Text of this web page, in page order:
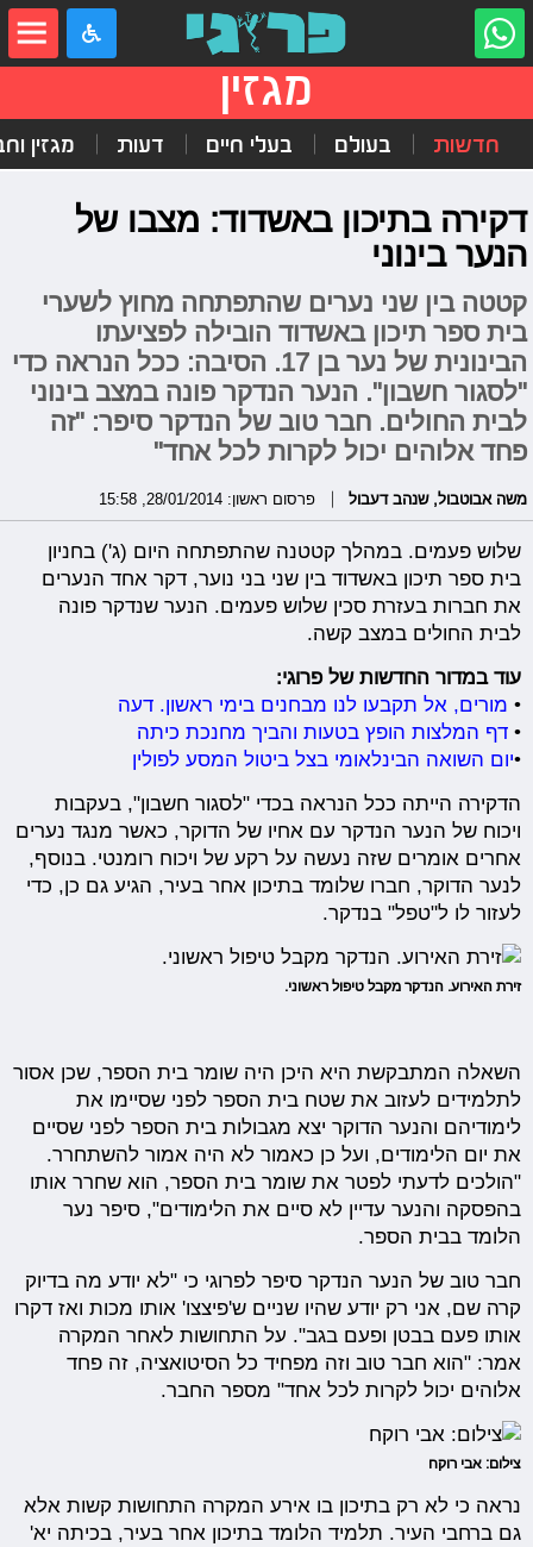
מגזין
חדשות בעולם בעלי חיים דעות מגזין
דקירה בתיכון באשדוד: מצבו של
הנער בינוני
קטטה בין שני נערים שהתפתחה מחוץ לשערי
בית ספר תיכון באשדוד הובילה לפציעתו
הבינונית של נער בן 17. הסיבה: ככל הנראה כדי
"לסגור חשבון". הנער הנדקר פונה במצב בינוני
לבית החולים. חבר טוב של הנדקר סיפר: "זה
פחד אלוהים יכול לקרות לכל אחד"
משה אבוטבול,שנהב דעבול פרסום ראשון: 28/01/2014, 15:58
שלוש פעמים. במהלך קטטנה שהתפתחה היום (ג') בחניון
בית ספר תיכון באשדוד בין שני בני נוער, דקר אחד הנערים
את חברות בעזרת סכין שלוש פעמים. הנער שנדקר פונה
לבית החולים במצב קשה.
עוד במדור החדשות של פרוגי:
• מורים, אל תקבעו לנו מבחנים בימי ראשון. דעה
•דף המלצות הופץ בטעות והביך מחנכת כיתה
•יום השואה הבינלאומי בצל ביטול המסע לפולין
הדקירה הייתה ככל הנראה בכדי "לסגור חשבון", בעקבות
ויכוח של הנער הנדקר עם אחיו של הדוקר, כאשר מנגד נערים
אחרים אומרים שזה נעשה על רקע של ויכוח רומנטי. בנוסף,
לנער הדוקר, חברו שלומד בתיכון אחר בעיר, הגיע גם כן, כדי
לעזור לו ל"טפל" בנדקר.
זירת האירוע. הנדקר מקבל טיפול ראשוני.
השאלה המתבקשת היא היכן היה שומר בית הספר, שכן אסור
לתלמידים לעזוב את שטח בית הספר לפני שסיימו את
לימודיהם והנער הדוקר יצא מגבולות בית הספר לפני שסיים
את יום הלימודים, ועל כן כאמור לא היה אמור להשתחרר.
"הולכים לדעתי לפטר את שומר בית הספר, הוא שחרר אותו
בהפסקה והנער עדיין לא סיים את הלימודים", סיפר נער
הלומד בבית הספר.
חבר טוב של הנער הנדקר סיפר לפרוגי כי "לא יודע מה בדיוק
קרה שם, אני רק יודע שהיו שניים ש'פיצצו' אותו מכות ואז דקרו
אותו פעם בבטן ופעם בגב". על התחושות לאחר המקרה
אמר: "הוא חבר טוב וזה מפחיד כל הסיטואציה, זה פחד
אלוהים יכול לקרות לכל אחד" מספר החבר.
צילום: אבי רוקח
נראה כי לא רק בתיכון בו אירע המקרה התחושות קשות אלא
גם ברחבי העיר. תלמיד הלומד בתיכון אחר בעיר, בכיתה יא'